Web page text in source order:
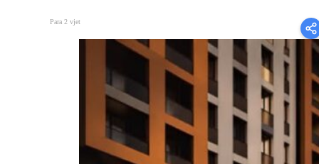
Para 2 vjet